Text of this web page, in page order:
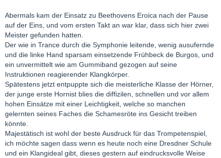
Abermals kam der Einsatz zu Beethovens Eroica nach der Pause
auf der Eins, und vom ersten Takt an war klar, dass sich hier zwei
Meister gefunden hatten.
Der wie in Trance durch die Symphonie leitende, wenig ausufernde
und die linke Hand sparsam einsetzende Frühbeck de Burgos, und
ein unvermittelt wie am Gummiband gezogen auf seine
Instruktionen reagierender Klangkörper.
Spätestens jetzt entpuppte sich die meisterliche Klasse der Hörner,
der junge erste Hornist blies die diffizilen, schnellen und vor allem
hohen Einsätze mit einer Leichtigkeit, welche so manchen
gelernten seines Faches die Schamesröte ins Gesicht treiben
könnte.
Majestätisch ist wohl der beste Ausdruck für das Trompetenspiel,
ich möchte sagen dass wenn es heute noch eine Dresdner Schule
und ein Klangideal gibt, dieses gestern auf eindrucksvolle Weise